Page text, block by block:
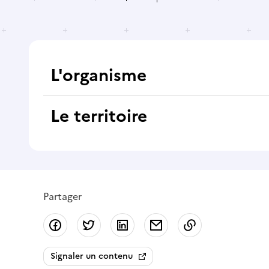
L'organisme
Le territoire
Partager
Partager sur Facebook
Partager sur Twitter
Partager sur LinkedIn
Partager par email
Signaler un contenu